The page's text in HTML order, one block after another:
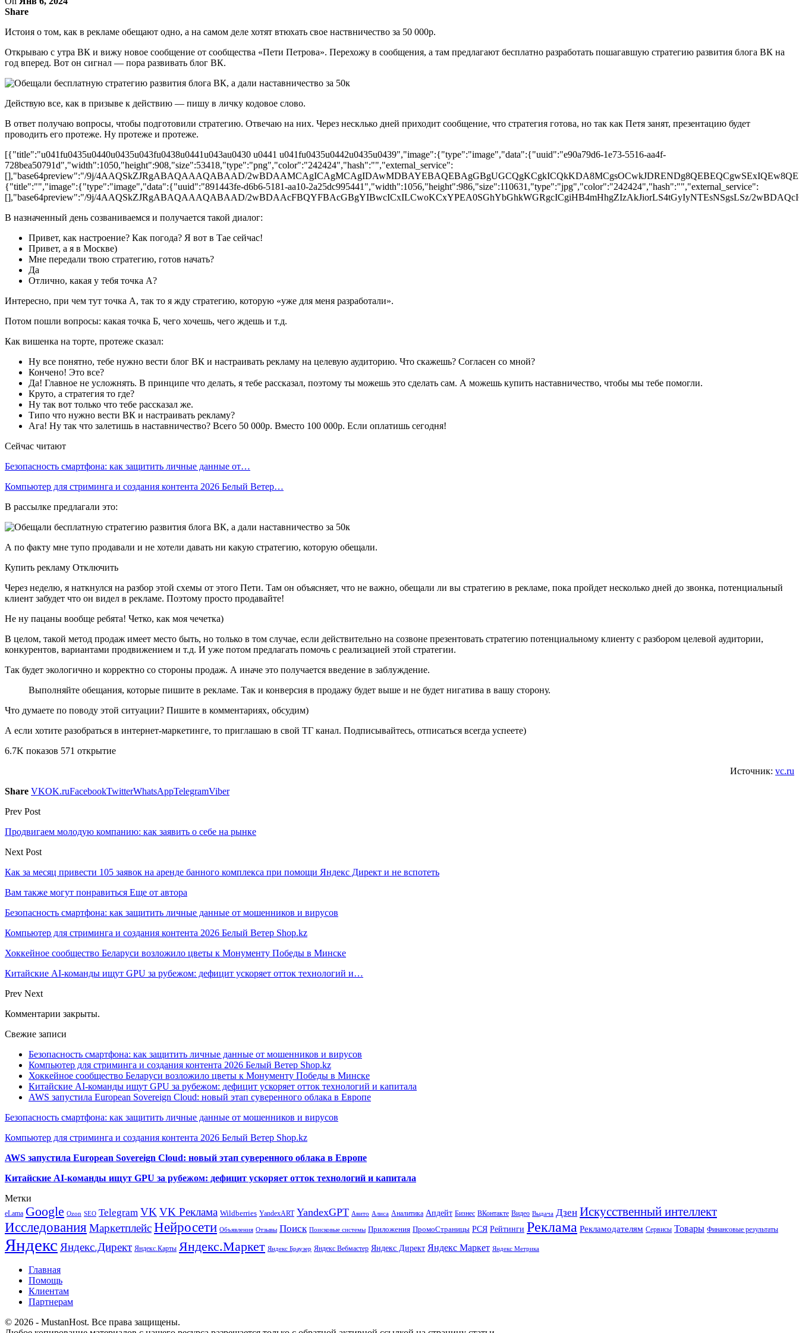
Share
Истоия о том, как в рекламе обещают одно, а на самом деле хотят втюхать свое наствничество за 50 000р.
Открываю с утра ВК и вижу новое сообщение от сообщества «Пети Петрова». Перехожу в сообщения, а там предлагают бесплатно разработать пошагавшую стратегию развития блога ВК на
год вперед. Вот он сигнал — пора развивать блог ВК.
Действую все, как в призыве к действию — пишу в личку кодовое слово.
В ответ получаю вопросы, чтобы подготовили стратегию. Отвечаю на них. Через несклько дней приходит сообщение, что стратегия готова, но так как Петя занят, презентацию будет
проводить его протеже. Ну протеже и протеже.
[{"title":"u041fu0435u0440u0435u043fu0438u0441u043au0430 u0441 u041fu0435u0442u0435u0439","image":{"type":"image","data":{"uuid":"e90a79d6-1e73-5516-aa4f-
728bea50791d","width":1050,"height":908,"size":53418,"type":"png","color":"242424","hash":"","external_service":
[],"base64preview":"/9j/4AAQSkZJRgABAQAAAQABAAD/
{"title":"","image":{"type":"image","data":{"uuid":"891443fe-d6b6-5181-aa10-2a25dc995441","width":1056,"height":986,"size":110631,"type":"jpg","color":"242424","hash":"","external_service":
[],"base64preview":"/9j/4AAQSkZJRgABAQAAAQABAAD/2wBDAAcFBQYFBAcGBgYIBwcICxILCwoKCxYPEA0SGhYbGhkWGRgcICgiHB4mHhgZIzAkJiorLS4tGyIyNTEsNSgsLSz/
В назначенный день созваниваемся и получается такой диалог:
Привет, как настроение? Как погода? Я вот в Тае сейчас!
Привет, а я в Москве)
Мне передали твою стратегию, готов начать?
Да
Отлично, какая у тебя точка А?
Интересно, при чем тут точка А, так то я жду стратегию, которую «уже для меня разработали».
Потом пошли вопросы: какая точка Б, чего хочешь, чего ждешь и т.д.
Как вишенка на торте, протеже сказал:
Ну все понятно, тебе нужно вести блог ВК и настраивать рекламу на целевую аудиторию. Что скажешь? Согласен со мной?
Кончено! Это все?
Да! Главное не усложнять. В принципе что делать, я тебе рассказал, поэтому ты можешь это сделать сам. А можешь купить наставничество, чтобы мы тебе помогли.
Круто, а стратегия то где?
Ну так вот только что тебе рассказал же.
Типо что нужно вести ВК и настраивать рекламу?
Ага! Ну так что залетишь в наставничество? Всего 50 000р. Вместо 100 000р. Если оплатишь сегодня!
Сейчас читают
Безопасность смартфона: как защитить личные данные от…
Компьютер для стриминга и создания контента 2026 Белый Ветер…
В рассылке предлагали это:
А по факту мне тупо продавали и не хотели давать ни какую стратегию, которую обещали.
Купить рекламу Отключить
Через неделю, я наткнулся на разбор этой схемы от этого Пети. Там он объясняет, что не важно, обещали ли вы стратегию в рекламе, пока пройдет несколько дней до звонка, потенциальный
клиент забудет что он видел в рекламе. Поэтому просто продавайте!
Не ну пацаны вообще ребята! Четко, как моя чечетка)
В целом, такой метод продаж имеет место быть, но только в том случае, если действительно на созвоне презентовать стратегию потенциальному клиенту с разбором целевой аудитории,
конкурентов, вариантами продвижением и т.д. И уже потом предлагать помочь с реализацией этой стратегии.
Так будет экологично и корректно со стороны продаж. А иначе это получается введение в заблуждение.
Выполняйте обещания, которые пишите в рекламе. Так и конверсия в продажу будет выше и не будет нигатива в вашу сторону.
Что думаете по поводу этой ситуации? Пишите в комментариях, обсудим)
А если хотите разобраться в интернет-маркетинге, то приглашаю в свой ТГ канал. Подписывайтесь, отписаться всегда успеете)
6.7K показов 571 открытие
Источник: vc.ru
Share VKOK.ruFacebookTwitterWhatsAppTelegramViber
Prev Post
Продвигаем молодую компанию: как заявить о себе на рынке
Next Post
Как за месяц привести 105 заявок на аренде банного комплекса при помощи Яндекс Директ и не вспотеть
Вам также могут понравиться Еще от автора
Безопасность смартфона: как защитить личные данные от мошенников и вирусов
Компьютер для стриминга и создания контента 2026 Белый Ветер Shop.kz
Хоккейное сообщество Беларуси возложило цветы к Монументу Победы в Минске
Китайские AI-команды ищут GPU за рубежом: дефицит ускоряет отток технологий и…
Prev Next
Комментарии закрыты.
Свежие записи
Безопасность смартфона: как защитить личные данные от мошенников и вирусов
Компьютер для стриминга и создания контента 2026 Белый Ветер Shop.kz
Хоккейное сообщество Беларуси возложило цветы к Монументу Победы в Минске
Китайские AI-команды ищут GPU за рубежом: дефицит ускоряет отток технологий и капитала
AWS запустила European Sovereign Cloud: новый этап суверенного облака в Европе
Безопасность смартфона: как защитить личные данные от мошенников и вирусов
Компьютер для стриминга и создания контента 2026 Белый Ветер Shop.kz
AWS запустила European Sovereign Cloud: новый этап суверенного облака в Европе
Китайские AI-команды ищут GPU за рубежом: дефицит ускоряет отток технологий и капитала
Метки
eLama Google Ozon SEO Telegram VK VK Реклама Wildberries YandexART YandexGPT Авито Алиса Аналитика Апдейт Бизнес ВКонтакте Видео Выдача Дзен Искусственный интеллект
Исследования МаркетплейсНейросети Объявления Отзывы Поиск Поисковые системы Приложения ПромоСтраницы РСЯ Рейтинги Реклама Рекламодателям Сервисы Товары Финансовые результаты
Яндекс Яндекс.Директ Яндекс.Карты Яндекс.Маркет Яндекс Браузер Яндекс Вебмастер Яндекс Директ Яндекс Маркет Яндекс Метрика
Главная
Помощь
Клиентам
Партнерам
© 2026 - MustanHost. Все права защищены.